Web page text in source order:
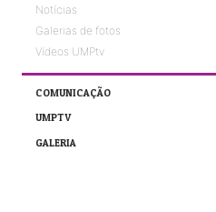
Notícias
Galerias de fotos
Vídeos UMPtv
COMUNICAÇÃO
UMPTV
GALERIA